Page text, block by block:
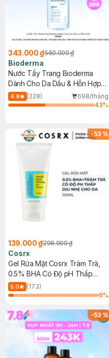
343.000 ₫560.000 ₫
Bioderma
Nước Tẩy Trang Bioderma
Dành Cho Da Dầu & Hỗn Hợp
500ml
4.9 (228)
698/tháng
43%
-53 %
139.000 ₫298.000 ₫
Cosrx
Gel Rửa Mặt Cosrx Tràm Trà,
0.5% BHA Có Độ pH Thấp
150ml
5.0
(173)
6%
-53%